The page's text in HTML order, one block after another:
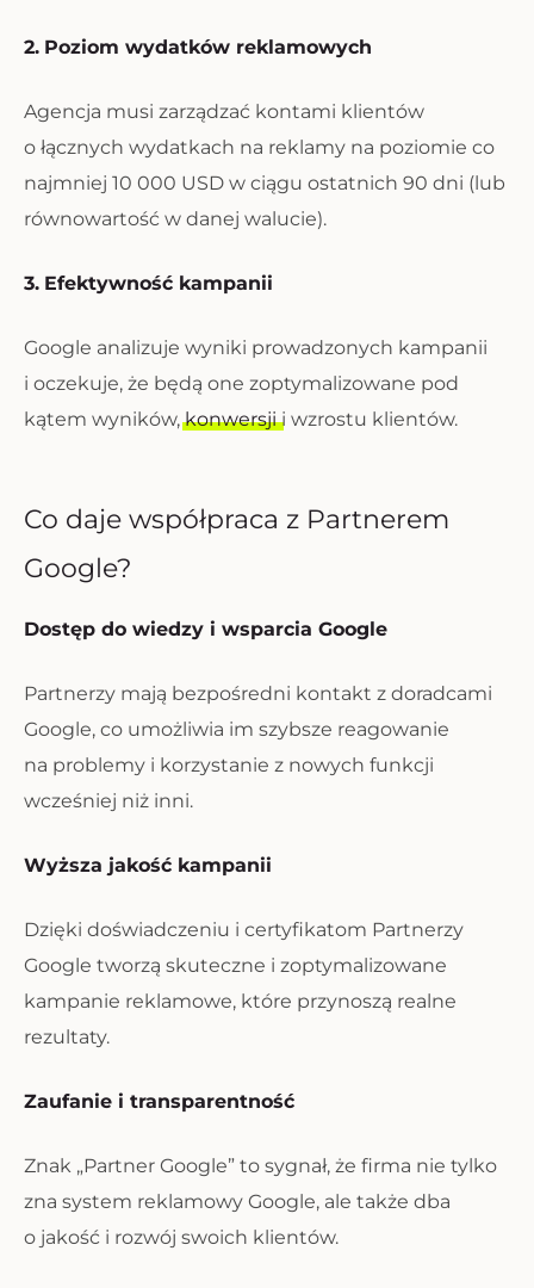
2. Poziom wydatków reklamowych
Agencja musi zarządzać kontami klientów
o łącznych wydatkach na reklamy na poziomie co
najmniej 10 000 USD w ciągu ostatnich 90 dni (lub
równowartość w danej walucie).
3. Efektywność kampanii
Google analizuje wyniki prowadzonych kampanii
i oczekuje, że będą one zoptymalizowane pod
kątem wyników,konwersjii wzrostu klientów.
Co daje współpraca z Partnerem
Google?
Dostęp do wiedzy i wsparcia Google
Partnerzy mają bezpośredni kontakt z doradcami
Google, co umożliwia im szybsze reagowanie
na problemy i korzystanie z nowych funkcji
wcześniej niż inni.
Wyższa jakość kampanii
Dzięki doświadczeniu i certyfikatom Partnerzy
Google tworzą skuteczne i zoptymalizowane
kampanie reklamowe, które przynoszą realne
rezultaty.
Zaufanie i transparentność
Znak „Partner Google” to sygnał, że firma nie tylko
zna system reklamowy Google, ale także dba
o jakość i rozwój swoich klientów.